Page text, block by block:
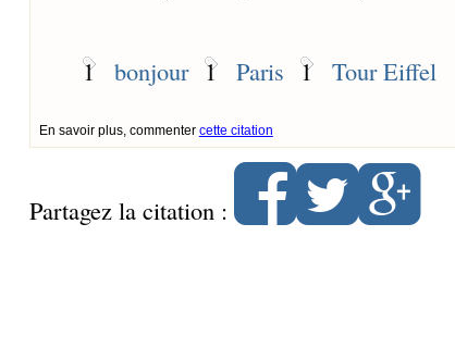
1 bonjour 1 Paris 1 Tour Eiffel
En savoir plus, commenter cette citation
Partagez la citation :